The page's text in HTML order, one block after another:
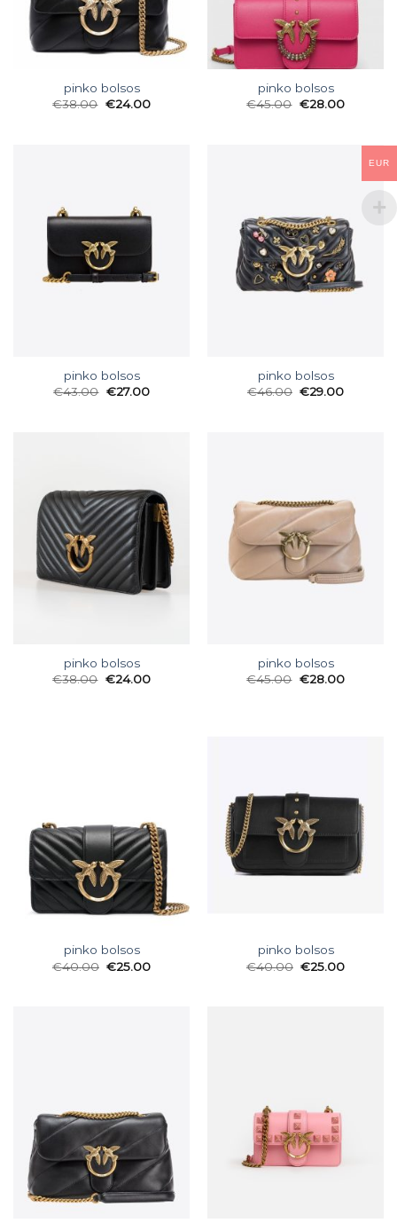
pinko bolsos
€38.00 €24.00
pinko bolsos
€45.00 €28.00
pinko bolsos
€43.00 €27.00
pinko bolsos
€46.00 €29.00
pinko bolsos
€38.00 €24.00
pinko bolsos
€45.00 €28.00
pinko bolsos
€40.00 €25.00
pinko bolsos
€40.00 €25.00
EUR